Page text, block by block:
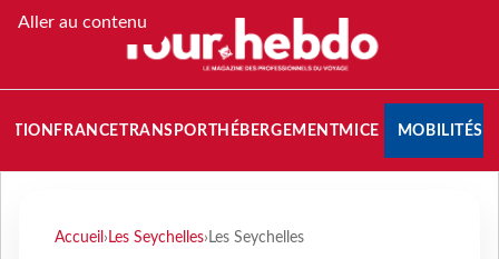
Aller au contenu
FRANCETRANSPORT HÉBERGEMENTMICE MOBILITÉS
Accueil › Les Seychelles› Les Seychelles